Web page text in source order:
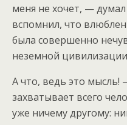
меня не хочет, — думал
вспомнил, что
была совершенно
неземной
А что, ведь это
захватывает всего
уже ничему другому: